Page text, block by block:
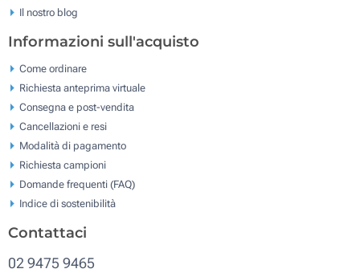
Il nostro blog
Informazioni sull'acquisto
Come ordinare
Richiesta anteprima virtuale
Consegna e post-vendita
Cancellazioni e resi
Modalità di pagamento
Richiesta campioni
Domande frequenti (FAQ)
Indice di sostenibilità
Contattaci
02 9475 9465